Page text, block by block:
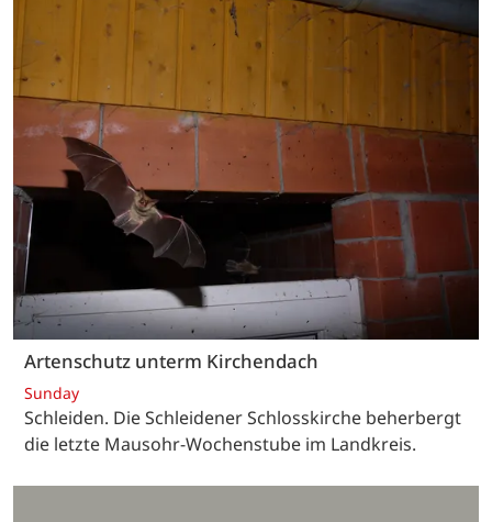
Artenschutz unterm Kirchendach
Sunday
Schleiden. Die Schleidener Schlosskirche beherbergt
die letzte Mausohr-Wochenstube im Landkreis.